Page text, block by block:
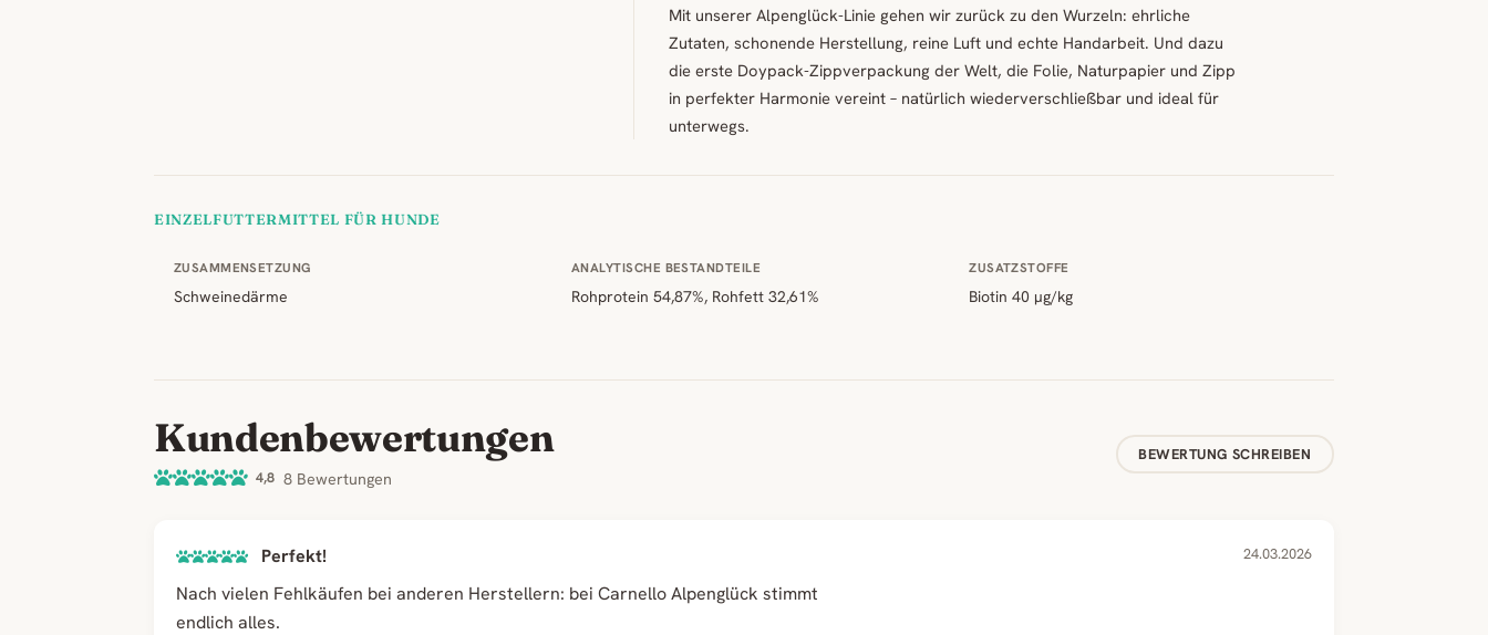
Mit unserer Alpenglück-Linie gehen wir zurück zu den Wurzeln: ehrliche
Zutaten, schonende Herstellung, reine Luft und echte Handarbeit. Und dazu
die erste Doypack-Zippverpackung der Welt, die Folie, Naturpapier und Zipp
in perfekter Harmonie vereint – natürlich wiederverschließbar und ideal für
unterwegs.
EINZELFUTTERMITTEL FÜR HUNDE
ZUSAMMENSETZUNG
Schweinedärme
ANALYTISCHE BESTANDTEILE
Rohprotein 54,87%, Rohfett 32,61%
ZUSATZSTOFFE
Biotin 40 µg/kg
Kundenbewertungen
4,8 8 Bewertungen
BEWERTUNG SCHREIBEN
Perfekt! 24.03.2026
Nach vielen Fehlkäufen bei anderen Herstellern: bei Carnello Alpenglück stimmt
endlich alles.